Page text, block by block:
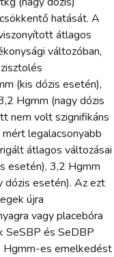
hatását. A
átlagos
változóban,
(kis dózis esetén),
Hgmm (nagy dózis
nem volt szignifikáns
legalacsonyabb
átlagos változásai
esetén), 3,2 Hgmm
dózis esetén). Az ezt
újra
vagy placebóra
SeSBP és SeDBP
Hgmm-es emelkedést